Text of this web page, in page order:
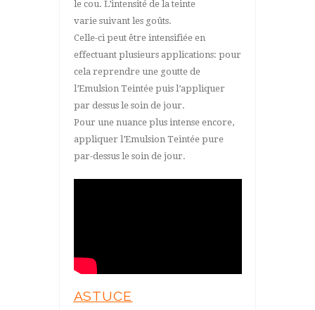
le cou. L’intensité de la teinte
varie suivant les goûts.
Celle-ci peut être intensifiée en
effectuant plusieurs applications: pour
cela reprendre une goutte de
l’Emulsion Teintée puis l’appliquer
par dessus le soin de jour.
Pour une nuance plus intense encore,
appliquer l’Emulsion Teintée pure
par-dessus le soin de jour.
ASTUCE